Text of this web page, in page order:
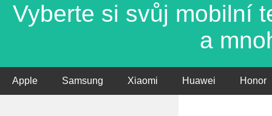
Vyberte si svůj mobilní
a
Apple Samsung Xiaomi Huawei Honor